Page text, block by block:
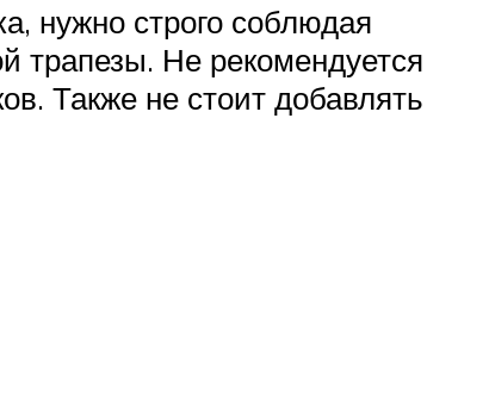
нужно строго соблюдая
трапезы. Не рекомендуется
Также не стоит добавлять